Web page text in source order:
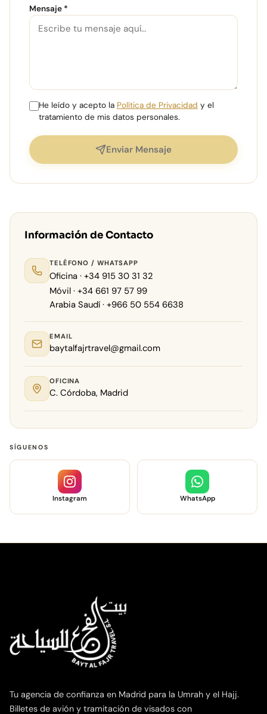
Mensaje *
He leído y acepto la Política de Privacidad y el
tratamiento de mis datos personales.
Enviar Mensaje
Información de Contacto
TELÉFONO / WHATSAPP
Oficina · +34 915 30 31 32
Móvil · +34 661 97 57 99
Arabia Saudí · +966 50 554 6638
EMAIL
baytalfajrtravel@gmail.com
OFICINA
C. Córdoba, Madrid
SÍGUENOS
Instagram WhatsApp
Tu agencia de confianza en Madrid para la Umrah y el Hajj.
Billetes de avión y tramitación de visados con